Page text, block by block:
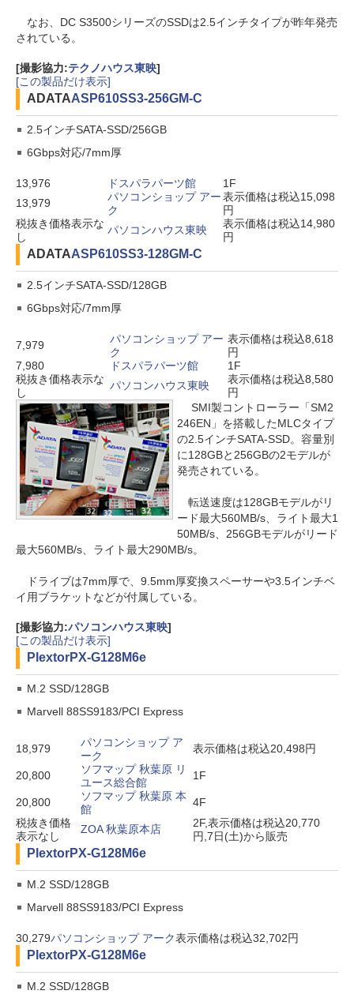
なお、DC S3500シリーズのSSDは2.5インチタイプが昨年発売
されている。
[撮影協力:テクノハウス東映]
[この製品だけ表示]
ADATAASP610SS3-256GM-C
2.5インチSATA-SSD/256GB
6Gbps対応/7mm厚
13,976 ドスパラパーツ館
1F
13,979
パソコンショップ アー
ク
表示価格は税込15,098
円
税抜き価格表示な
し
パソコンハウス東映
表示価格は税込14,980
円
ADATAASP610SS3-128GM-C
2.5インチSATA-SSD/128GB
6Gbps対応/7mm厚
7,979
パソコンショップ アー
ク
表示価格は税込8,618
円
7,980
ドスパラパーツ館
1F
税抜き価格表示な
し
パソコンハウス東映
表示価格は税込8,580
円
SMI製コントローラー「SM2
246EN」を搭載したMLCタイプ
の2.5インチSATA-SSD。容量別
に128GBと256GBの2モデルが
発売されている。
転送速度は128GBモデルがリ
ード最大560MB/s、ライト最大1
50MB/s、256GBモデルがリード
最大560MB/s、ライト最大290MB/s。
ドライブは7mm厚で、9.5mm厚変換スペーサーや3.5インチベ
イ用ブラケットなどが付属している。
[撮影協力:パソコンハウス東映]
[この製品だけ表示]
PlextorPX-G128M6e
M.2 SSD/128GB
Marvell 88SS9183/PCI Express
18,979
パソコンショップ ア
ーク
表示価格は税込20,498円
20,800
ソフマップ 秋葉原 リ
ユース総合館
1F
20,800
ソフマップ 秋葉原 本
館
4F
税抜き価格
表示なし
ZOA 秋葉原本店
2F,表示価格は税込20,770
円,7日(土)から販売
PlextorPX-G128M6e
M.2 SSD/128GB
Marvell 88SS9183/PCI Express
30,279パソコンショップ アーク表示価格は税込32,702円
PlextorPX-G128M6e
M.2 SSD/128GB